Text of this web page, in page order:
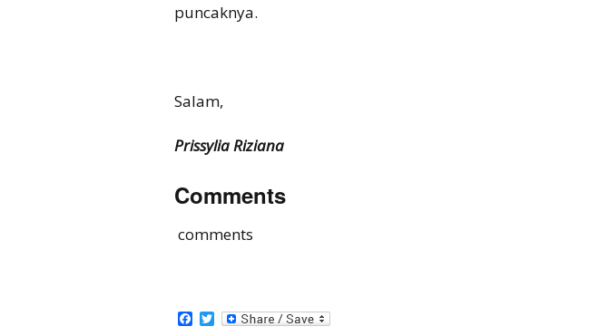
puncaknya.
Salam,
Prissylia Riziana
Comments
comments
Facebook
Twitter